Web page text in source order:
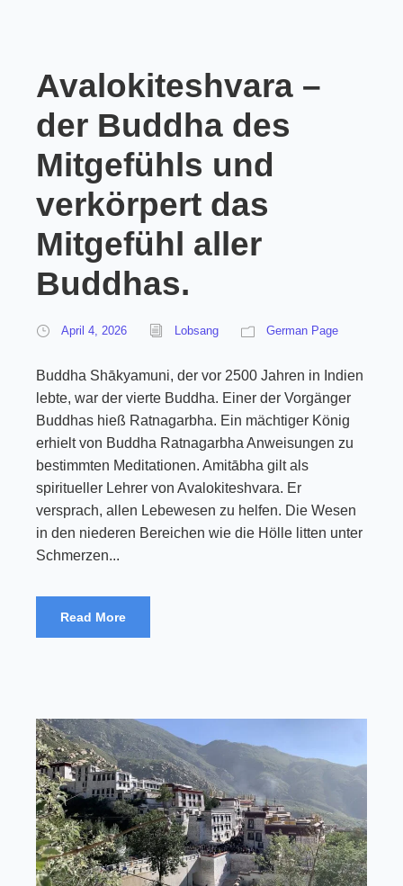
Avalokiteshvara –
der Buddha des
Mitgefühls und
verkörpert das
Mitgefühl aller
Buddhas.
April 4, 2026 Lobsang German Page
Buddha Shākyamuni, der vor 2500 Jahren in Indien
lebte, war der vierte Buddha. Einer der Vorgänger
Buddhas hieß Ratnagarbha. Ein mächtiger König
erhielt von Buddha Ratnagarbha Anweisungen zu
bestimmten Meditationen. Amitābha gilt als
spiritueller Lehrer von Avalokiteshvara. Er
versprach, allen Lebewesen zu helfen. Die Wesen
in den niederen Bereichen wie die Hölle litten unter
Schmerzen...
Read More